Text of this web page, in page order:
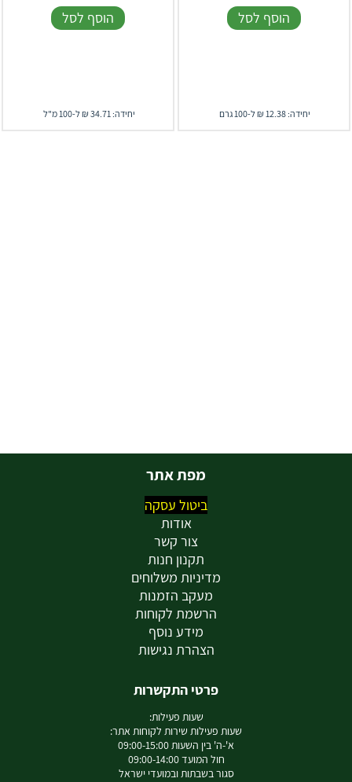
הוסף לסל
יחידה: 12.38 ₪ ל-100 גרם
הוסף לסל
יחידה: 34.71 ₪ ל-100 מ"ל
מפת אתר
ביטול עסקה
אודות
צור קשר
תקנון חנות
מדיניות משלוחים
מעקב הזמנות
הרשמת לקוחות
מידע נוסף
הצהרת נגישות
פרטי התקשרות
שעות פעילות:
שעות פעילות שירות לקוחות אתר:
א'-ה' בין השעות 09:00-15:00
חול המועד 09:00-14:00
סגור בשבתות ובמועדי ישראל